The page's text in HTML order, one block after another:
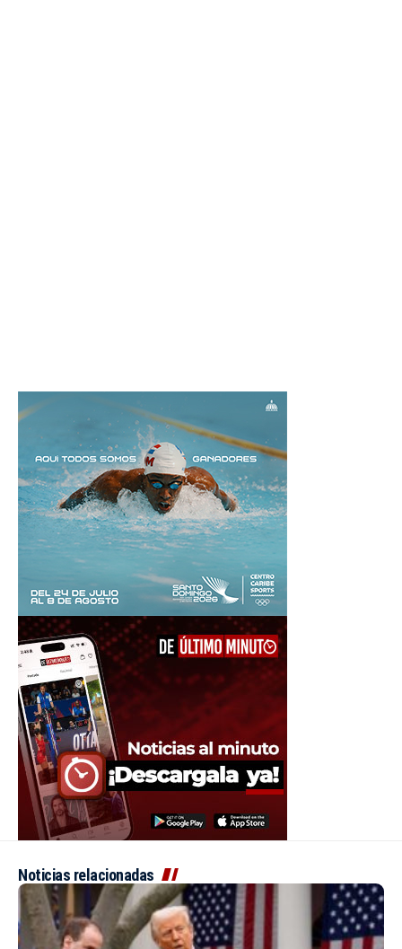
Noticias relacionadas